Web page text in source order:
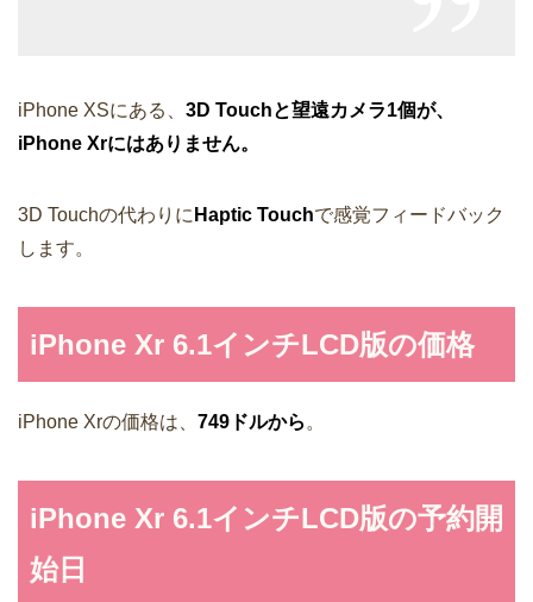
iPhone XSにある、 3D Touchと望遠カメラ1個が、
iPhone Xrにはありません。
3D Touchの代わりに Haptic Touchで感覚フィードバック
します。
iPhone Xr 6.1インチLCD版の価格
iPhone Xrの価格は、 749ドルから 。
iPhone Xr 6.1インチLCD版の予約開
始日